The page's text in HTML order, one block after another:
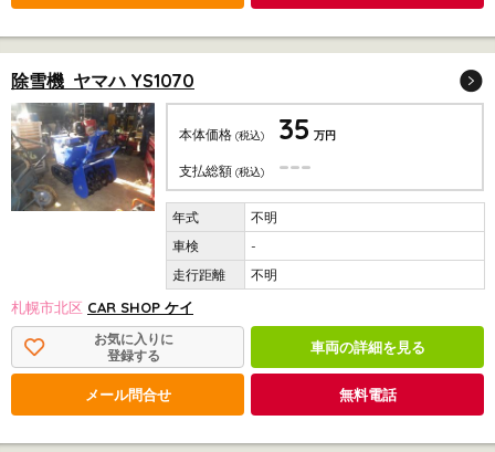
除雪機 ヤマハ YS1070
本体価格 (税込) 35 万円
支払総額 (税込) ---
不明
-
不明
札幌市北区 CAR SHOP ケイ
お気に入りに
登録する
車両の詳細を見る
メール問合せ 無料電話